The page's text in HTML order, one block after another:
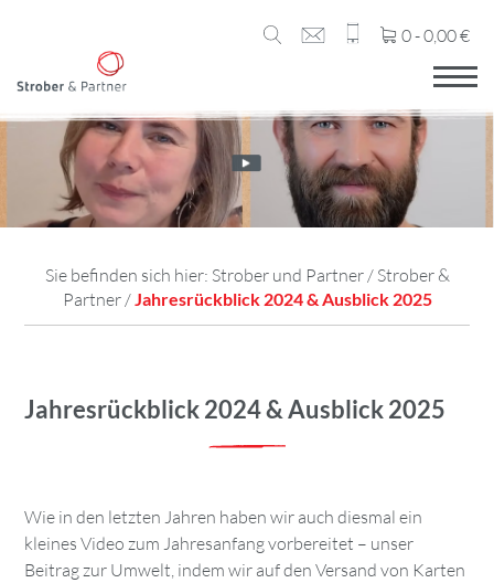
0 -0,00€
Sie befinden sich hier: Strober und Partner/ Strober &
Partner/Jahresrückblick 2024 & Ausblick 2025
Jahresrückblick 2024 & Ausblick 2025
Wie in den letzten Jahren haben wir auch diesmal ein
kleines Video zum Jahresanfang vorbereitet – unser
Beitrag zur Umwelt, indem wir auf den Versand von Karten